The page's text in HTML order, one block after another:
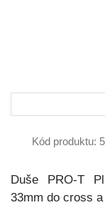
Kód produktu:
Duše PRO-T
33mm do cross